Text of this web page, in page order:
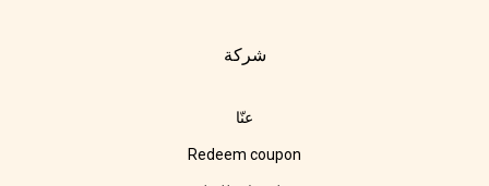
شركة
عنّا
Redeem coupon